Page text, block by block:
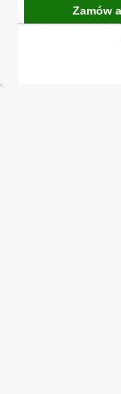
Zamów